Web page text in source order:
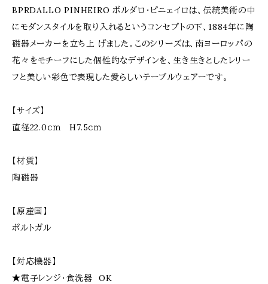
BPRDALLO PINHEIRO ボルダロ・ピニェイロは、伝統美術の中
にモダンスタイルを取り入れるというコンセプトの下、1884年に陶
磁器メーカーを立ち上 げました。このシリーズは、南ヨーロッパの
花々をモチーフにした個性的なデザインを、生き生きとしたレリー
フと美しい彩色で表現した愛らしいテーブルウェアーです。
【サイズ】
直径22.0ｃｍ H7.5ｃｍ
【材質】
陶磁器
【原産国】
ポルトガル
【対応機器】
★電子レンジ・食洗器 OK